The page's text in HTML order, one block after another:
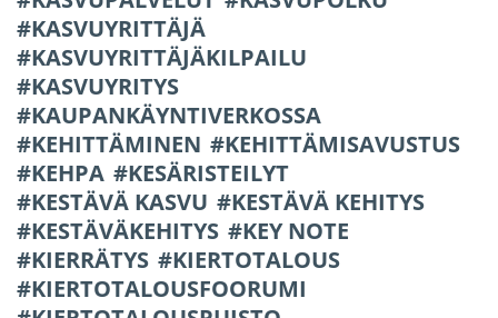
KASVUYRITTÄJÄ
KASVUYRITTÄJÄKILPAILU
KASVUYRITYS
KAUPANKÄYNTIVERKOSSA
KEHITTÄMINEN
KEHITTÄMISAVUSTUS
KEHPA
KESÄRISTEILYT
KESTÄVÄ KASVU
KESTÄVÄ KEHITYS
KESTÄVÄKEHITYS
KEY NOTE
KIERRÄTYS
KIERTOTALOUS
KIERTOTALOUSFOORUMI